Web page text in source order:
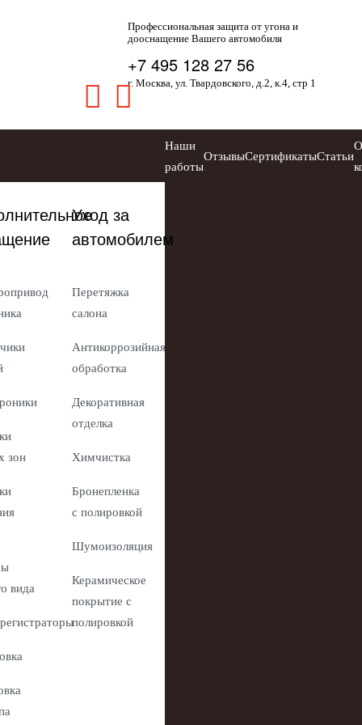
Профессиональная защита от угона и
дооснащение Вашего автомобиля
+7 495 128 27 56
г. Москва, ул. Твардовского, д.2, к.4, стр 1
зон
вида
Уход за
автомобилем
Перетяжка
салона
Антикоррозийная
обработка
Декоративная
отделка
Химчистка
Бронепленка
с полировкой
Шумоизоляция
Керамическое
покрытие с
полировкой
Наши
работы
ОтзывыСертификатыСтатьи
О